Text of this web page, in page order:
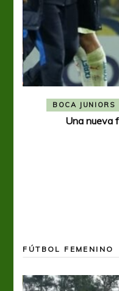
BOCA JUNIORS
Una nueva
FÚTBOL FEMENINO